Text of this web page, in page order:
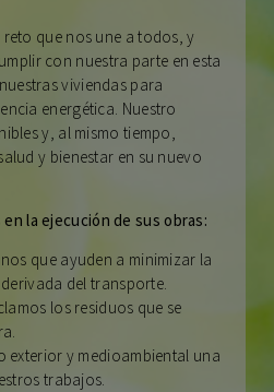
que nos une a todos, y
con nuestra parte en esta
viviendas para
energética. Nuestro
y, al mismo tiempo,
y bienestar en su nuevo
la ejecución de sus obras:
que ayuden a minimizar la
del transporte.
los residuos que se
exterior y medioambiental una
trabajos.